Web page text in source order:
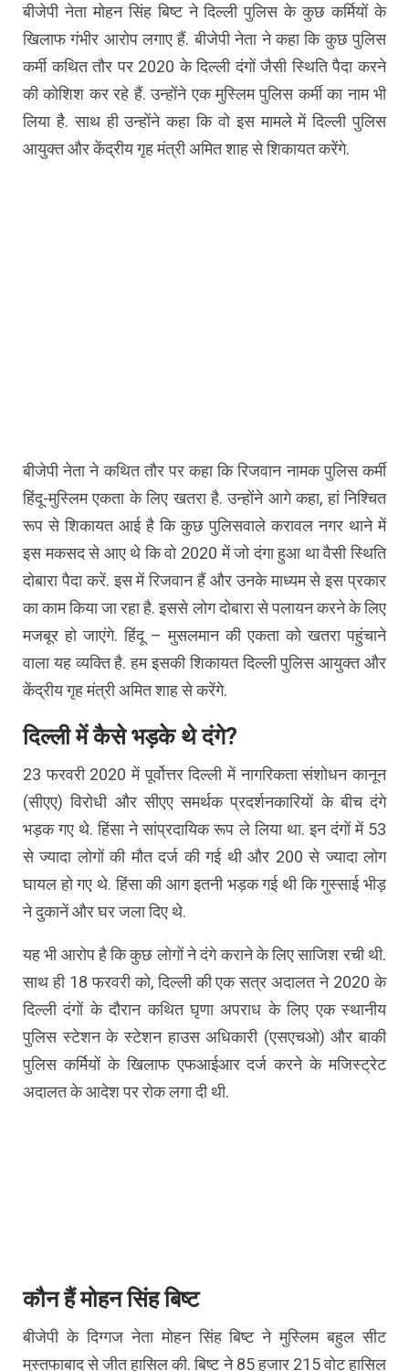
बीजेपी नेता मोहन सिंह बिष्ट ने दिल्ली पुलिस के कुछ कर्मियों के
खिलाफ गंभीर आरोप लगाए हैं. बीजेपी नेता ने कहा कि कुछ पुलिस
कर्मी कथित तौर पर 2020 के दिल्ली दंगों जैसी स्थिति पैदा करने
की कोशिश कर रहे हैं. उन्होंने एक मुस्लिम पुलिस कर्मी का नाम भी
लिया है. साथ ही उन्होंने कहा कि वो इस मामले में दिल्ली पुलिस
आयुक्त और केंद्रीय गृह मंत्री अमित शाह से शिकायत करेंगे.
बीजेपी नेता ने कथित तौर पर कहा कि रिजवान नामक पुलिस कर्मी
हिंदू-मुस्लिम एकता के लिए खतरा है. उन्होंने आगे कहा, हां निश्चित
रूप से शिकायत आई है कि कुछ पुलिसवाले करावल नगर थाने में
इस मकसद से आए थे कि वो 2020 में जो दंगा हुआ था वैसी स्थिति
दोबारा पैदा करें. इस में रिजवान हैं और उनके माध्यम से इस प्रकार
का काम किया जा रहा है. इससे लोग दोबारा से पलायन करने के लिए
मजबूर हो जाएंगे. हिंदू – मुसलमान की एकता को खतरा पहुंचाने
वाला यह व्यक्ति है. हम इसकी शिकायत दिल्ली पुलिस आयुक्त और
केंद्रीय गृह मंत्री अमित शाह से करेंगे.
दिल्ली में कैसे भड़के थे दंगे?
23 फरवरी 2020 में पूर्वोत्तर दिल्ली में नागरिकता संशोधन कानून
(सीएए) विरोधी और सीएए समर्थक प्रदर्शनकारियों के बीच दंगे
भड़क गए थे. हिंसा ने सांप्रदायिक रूप ले लिया था. इन दंगों में 53
से ज्यादा लोगों की मौत दर्ज की गई थी और 200 से ज्यादा लोग
घायल हो गए थे. हिंसा की आग इतनी भड़क गई थी कि गुस्साई भीड़
ने दुकानें और घर जला दिए थे.
यह भी आरोप है कि कुछ लोगों ने दंगे कराने के लिए साजिश रची थी.
साथ ही 18 फरवरी को, दिल्ली की एक सत्र अदालत ने 2020 के
दिल्ली दंगों के दौरान कथित घृणा अपराध के लिए एक स्थानीय
पुलिस स्टेशन के स्टेशन हाउस अधिकारी (एसएचओ) और बाकी
पुलिस कर्मियों के खिलाफ एफआईआर दर्ज करने के मजिस्ट्रेट
अदालत के आदेश पर रोक लगा दी थी.
कौन हैं मोहन सिंह बिष्ट
बीजेपी के दिग्गज नेता मोहन सिंह बिष्ट ने मुस्लिम बहुल सीट
मुस्तफाबाद से जीत हासिल की. बिष्ट ने 85 हजार 215 वोट हासिल